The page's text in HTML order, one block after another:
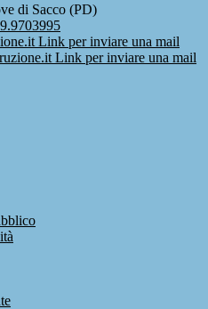
di Sacco (PD)
Link per inviare una mail
Link per inviare una mail